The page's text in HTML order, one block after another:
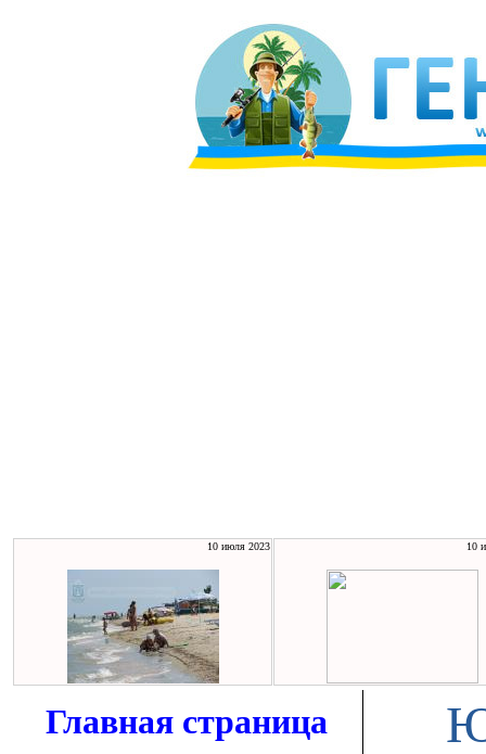
10 июля 2023 10
Главная страница